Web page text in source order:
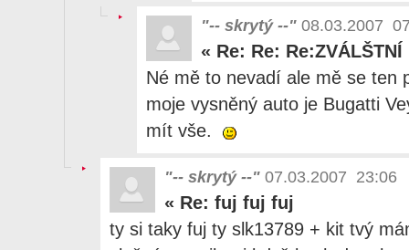
"-- skrytý --" 08.03.2007
« Re: Re: Re:ZVÁLŠTNÍ
Né mě to nevadí ale mě se ten
moje vysněný auto je Bugatti
mít vše.
"-- skrytý --" 07.03.2007 23:06
« Re: fuj fuj fuj
ty si taky fuj ty slk13789 + kit tvý